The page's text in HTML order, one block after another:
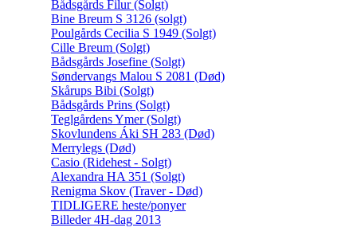
Bådsgårds Filur (Solgt)
Bine Breum S 3126 (solgt)
Poulgårds Cecilia S 1949 (Solgt)
Cille Breum (Solgt)
Bådsgårds Josefine (Solgt)
Søndervangs Malou S 2081 (Død)
Skårups Bibi (Solgt)
Bådsgårds Prins (Solgt)
Teglgårdens Ymer (Solgt)
Skovlundens Áki SH 283 (Død)
Merrylegs (Død)
Casio (Ridehest - Solgt)
Alexandra HA 351 (Solgt)
Renigma Skov (Traver - Død)
TIDLIGERE heste/ponyer
Billeder 4H-dag 2013